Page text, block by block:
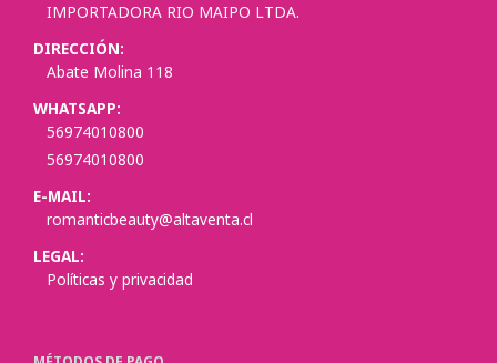
IMPORTADORA RIO MAIPO LTDA.
DIRECCIÓN:
Abate Molina 118
WHATSAPP:
56974010800
56974010800
E-MAIL:
romanticbeauty@altaventa.cl
LEGAL:
Políticas y privacidad